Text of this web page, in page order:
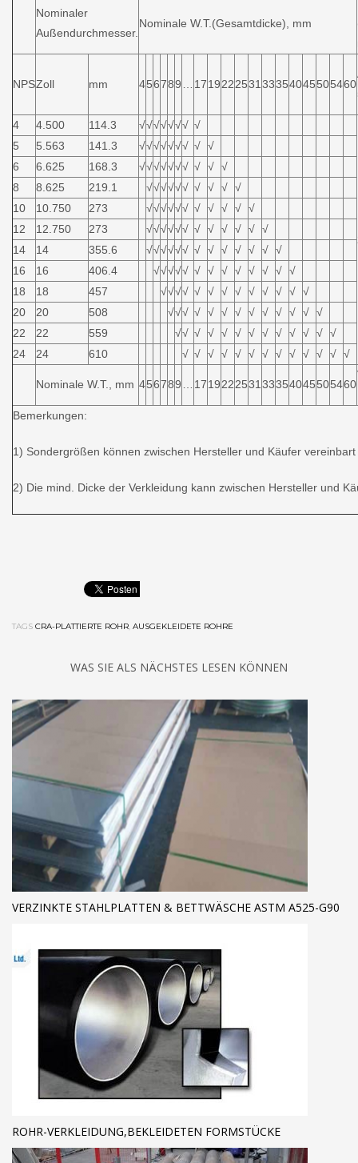
Nominaler
Außendurchmesser.
Nominale W.T.(Gesamtdicke), mm
NPSZoll mm 456789 … 171922253133354045505460
4 4.500 114.3 √√√√√√√ √
5 5.563 141.3 √√√√√√√ √ √
6
6.625 168.3 √√√√√√√ √ √ √
8
8.625 219.1 √√√√√√ √ √ √ √
10
10.750 273 √√√√√√ √ √ √ √ √
12
12.750 273 √√√√√√ √ √ √ √ √ √
14
14 355.6 √√√√√√ √ √ √ √ √ √ √
16
16 406.4 √√√√√ √ √ √ √ √ √ √ √
18
18 457 √√√√ √ √ √ √ √ √ √ √ √
20
20 508 √√√ √ √ √ √ √ √ √ √ √ √
22
22 559 √√ √ √ √ √ √ √ √ √ √ √ √
24
24 610 √ √ √ √ √ √ √ √ √ √ √ √ √
Nominale W.T., mm 456789 … 171922253133354045505460
Bemerkungen:
1) Sondergrößen können zwischen Hersteller und Käufer
2) Die mind. Dicke der Verkleidung kann zwischen Hersteller und
TAGS CRA-PLATTIERTE ROHR, AUSGEKLEIDETE ROHRE
WAS SIE ALS NÄCHSTES LESEN KÖNNEN
VERZINKTE STAHLPLATTEN & BETTWÄSCHE ASTM A525-G90
ROHR-VERKLEIDUNG,BEKLEIDETEN FORMSTÜCKE